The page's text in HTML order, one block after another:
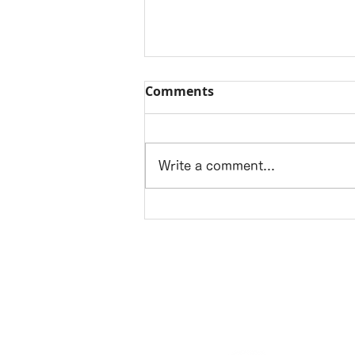
Comments
Write a comment...